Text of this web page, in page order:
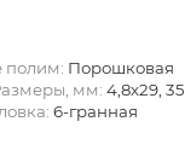
полим: Порошковая
мм: 4,8х29, 35,
6-гранная